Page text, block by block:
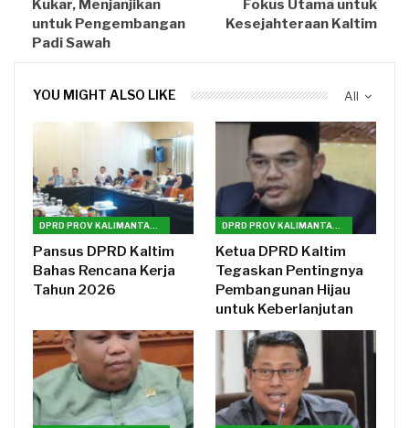
Kukar, Menjanjikan
untuk Pengembangan
Padi Sawah
Fokus Utama untuk
Kesejahteraan Kaltim
All
YOU MIGHT ALSO LIKE
Pansus DPRD Kaltim
Bahas Rencana Kerja
Tahun 2026
Ketua DPRD Kaltim
Tegaskan Pentingnya
Pembangunan Hijau
untuk Keberlanjutan